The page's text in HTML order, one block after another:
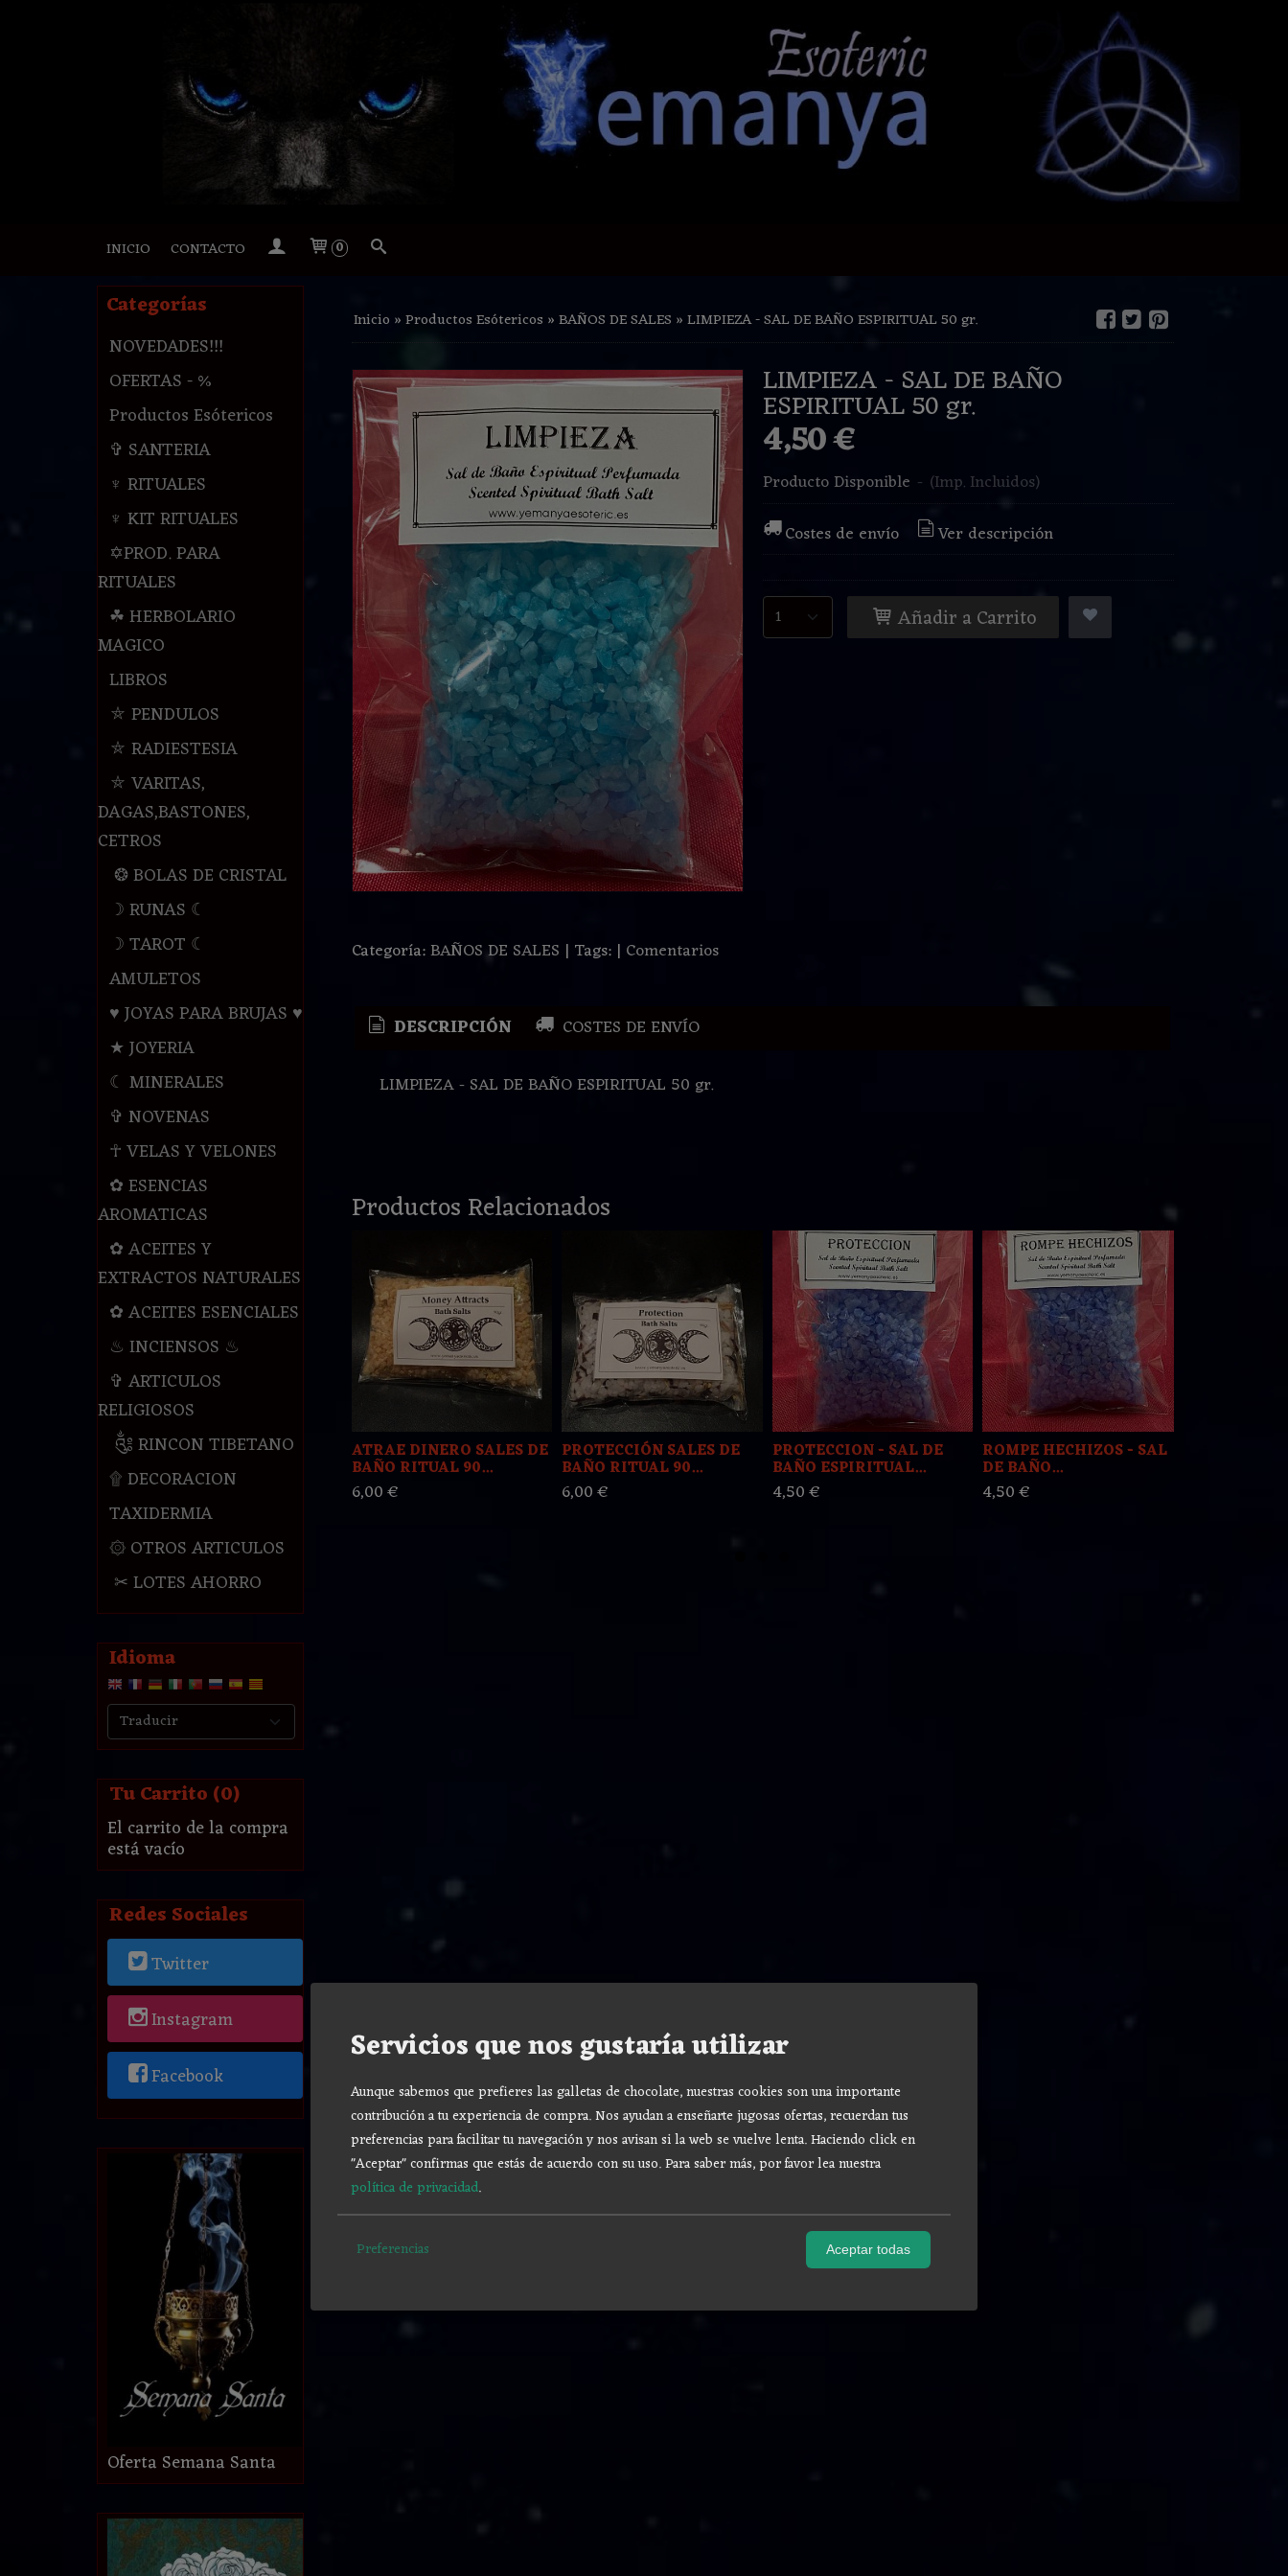
INICIO CONTACTO 0
Categorías
NOVEDADES!!!
OFERTAS - %
Productos Esótericos
✞ SANTERIA
♆ RITUALES
♆ KIT RITUALES
✡PROD. PARA
RITUALES
☘ HERBOLARIO
MAGICO
LIBROS
⛤ PENDULOS
⛤ RADIESTESIA
⛤ VARITAS,
DAGAS,BASTONES,
CETROS
❂ BOLAS DE CRISTAL
☽ RUNAS ☾
☽ TAROT ☾
AMULETOS
♥ JOYAS PARA BRUJAS ♥
★ JOYERIA
☾ MINERALES
✞ NOVENAS
☥ VELAS Y VELONES
✿ ESENCIAS
AROMATICAS
✿ ACEITES Y
EXTRACTOS NATURALES
✿ ACEITES ESENCIALES
♨ INCIENSOS ♨
✞ ARTICULOS
RELIGIOSOS
༃ RINCON TIBETANO
۩ DECORACION
TAXIDERMIA
۞ OTROS ARTICULOS
✂ LOTES AHORRO
Idioma
Tu Carrito (0)
El carrito de la compra
está vacío
Redes Sociales
Twitter
Instagram
Facebook
Oferta Semana Santa
Inicio »Productos Esótericos »BAÑOS DE SALES »LIMPIEZA - SAL DE BAÑO ESPIRITUAL 50 gr.
LIMPIEZA - SAL DE BAÑO
ESPIRITUAL 50 gr.
4,50 €
Producto Disponible - (Imp. Incluidos)
Costes de envío
Ver descripción
Añadir a Carrito
Categoría:BAÑOS DE SALES | Tags: | Comentarios
DESCRIPCIÓN COSTES DE ENVÍO
LIMPIEZA - SAL DE BAÑO ESPIRITUAL 50 gr.
Productos Relacionados
ATRAE DINERO SALES DE
BAÑO RITUAL 90...
6,00 €
PROTECCIÓN SALES DE
BAÑO RITUAL 90...
6,00 €
PROTECCION - SAL DE
BAÑO ESPIRITUAL...
4,50 €
ROMPE HECHIZOS - SAL
DE BAÑO...
4,50 €
Servicios que nos gustaría utilizar
Aunque sabemos que prefieres las galletas de chocolate, nuestras cookies son una importante
contribución a tu experiencia de compra. Nos ayudan a enseñarte jugosas ofertas, recuerdan tus
preferencias para facilitar tu navegación y nos avisan si la web se vuelve lenta. Haciendo click en
"Aceptar" confirmas que estás de acuerdo con su uso.Para saber más, por favor lea nuestra
política de privacidad.
Preferencias Aceptar todas